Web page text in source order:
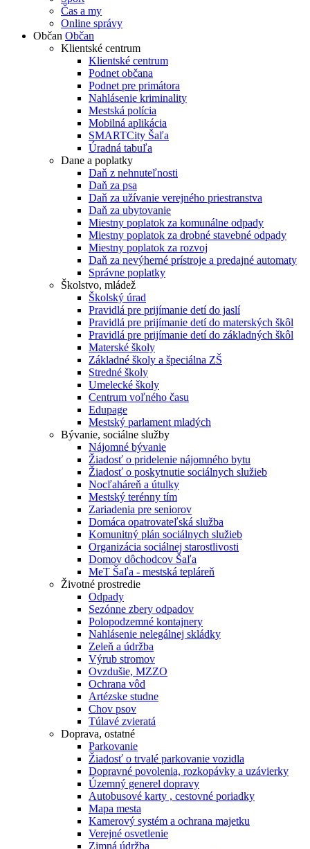
Čas a my
Online správy
Občan Občan
Klientské centrum
Klientské centrum
Podnet občana
Podnet pre primátora
Nahlásenie kriminality
Mestská polícia
Mobilná aplikácia
SMARTCity Šaľa
Úradná tabuľa
Dane a poplatky
Daň z nehnuteľnosti
Daň za psa
Daň za užívanie verejného priestranstva
Daň za ubytovanie
Miestny poplatok za komunálne odpady
Miestny poplatok za drobné stavebné odpady
Miestny poplatok za rozvoj
Daň za nevýherné prístroje a predajné automaty
Správne poplatky
Školstvo, mládež
Školský úrad
Pravidlá pre prijímanie detí do jaslí
Pravidlá pre prijímanie detí do materských škôl
Pravidlá pre prijímanie detí do základných škôl
Materské školy
Základné školy a špeciálna ZŠ
Stredné školy
Umelecké školy
Centrum voľného času
Edupage
Mestský parlament mladých
Bývanie, sociálne služby
Nájomné bývanie
Žiadosť o pridelenie nájomného bytu
Žiadosť o poskytnutie sociálnych služieb
Nocľaháreň a útulky
Mestský terénny tím
Zariadenia pre seniorov
Domáca opatrovateľská služba
Komunitný plán sociálnych služieb
Organizácia sociálnej starostlivosti
Domov dôchodcov Šaľa
MeT Šaľa - mestská tepláreň
Životné prostredie
Odpady
Sezónne zbery odpadov
Polopodzemné kontajnery
Nahlásenie nelegálnej skládky
Zeleň a údržba
Výrub stromov
Ovzdušie, MZZO
Ochrana vôd
Artézske studne
Chov psov
Túlavé zvieratá
Doprava, ostatné
Parkovanie
Žiadosť o trvalé parkovanie vozidla
Dopravné povolenia, rozkopávky a uzávierky
Územný generel dopravy
Autobusové karty , cestovné poriadky
Mapa mesta
Kamerový systém a ochrana majetku
Verejné osvetlenie
Zimná údržba